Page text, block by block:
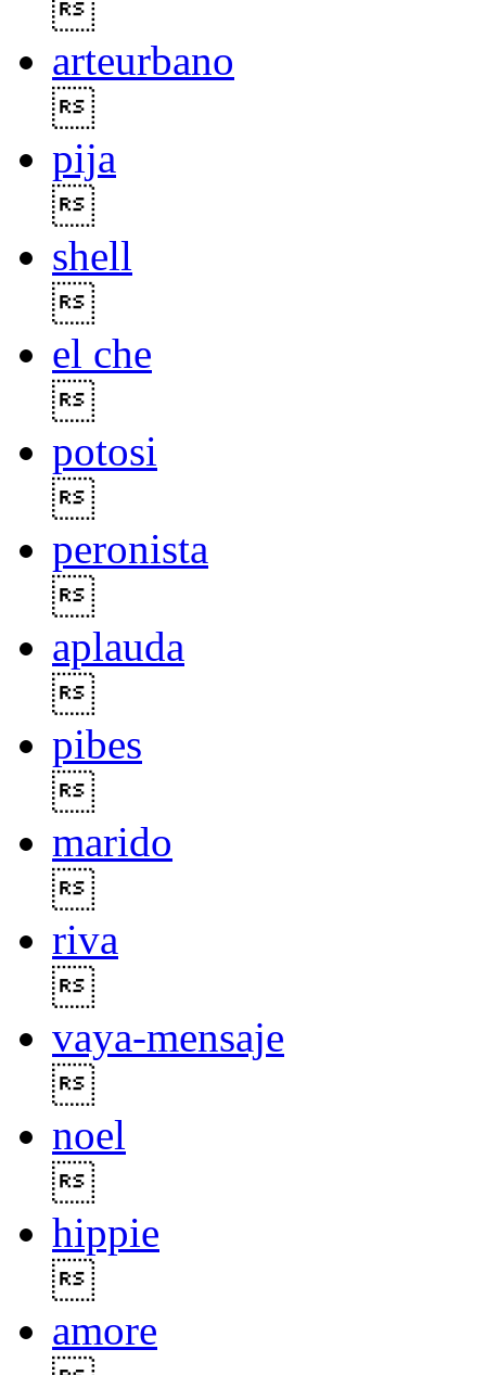
arteurbano
pija
shell
el che
potosi
peronista
aplauda
pibes
marido
riva
vaya-mensaje
noel
hippie
amore